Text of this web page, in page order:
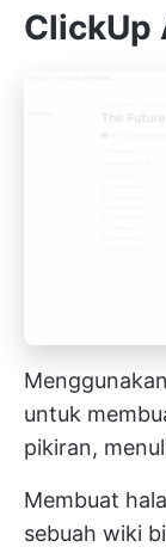
ClickUp
untuk
pikiran,
Membuat
sebuah wiki